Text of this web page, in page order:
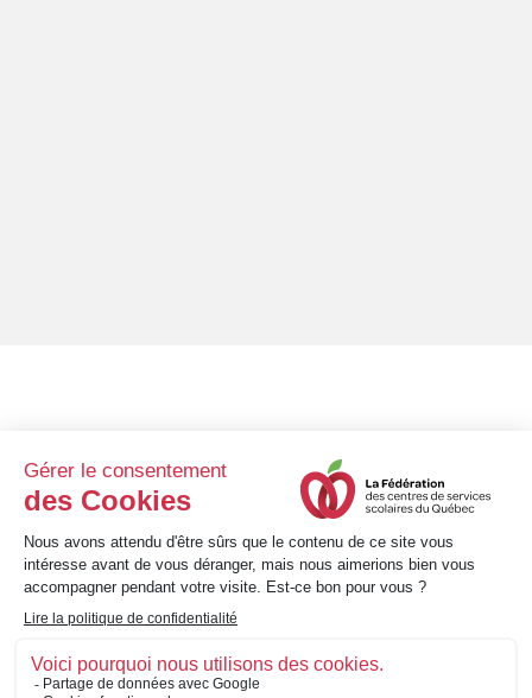
1001, avenue Bégon • Québec (Québec) • G1X 3M4
Téléphone : 418 651-3220 • Sans frais : 1 800 463-3311
info@fcssq.quebec